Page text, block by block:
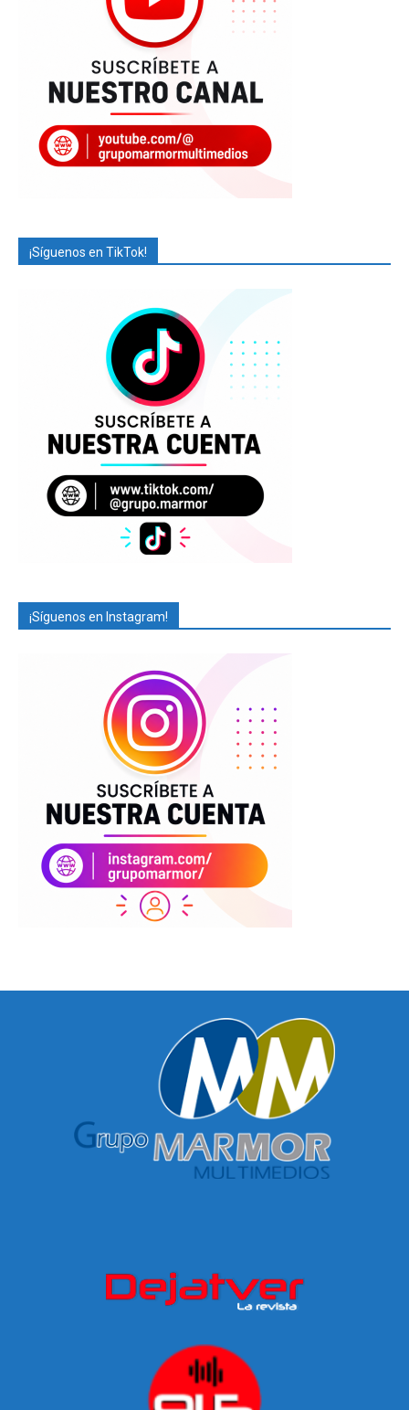
¡Síguenos en TikTok!
¡Síguenos en Instagram!